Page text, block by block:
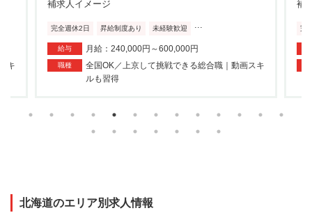
キ
完全週休2日 昇給制度あり 未経験歓迎
給与 月給：240,000円～600,000円
職種
全国OK／上京して挑戦できる総合職｜動画スキ
ルも習得
完
北海道のエリア別求人情報